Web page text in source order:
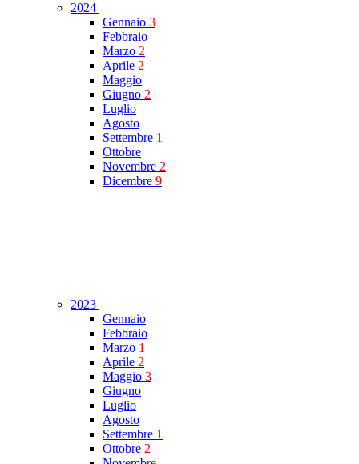
2024
Gennaio 3
Febbraio
Marzo 2
Aprile 2
Maggio
Giugno 2
Luglio
Agosto
Settembre 1
Ottobre
Novembre 2
Dicembre 9
2023
Gennaio
Febbraio
Marzo 1
Aprile 2
Maggio 3
Giugno
Luglio
Agosto
Settembre 1
Ottobre 2